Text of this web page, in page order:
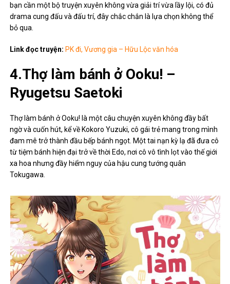
bạn cần một bộ truyện xuyên không vừa giải trí vừa lầy lội, có đủ
drama cung đấu và đấu trí, đây chắc chắn là lựa chọn không thể
bỏ qua.
Link đọc truyện: PK đi, Vương gia – Hữu Lộc văn hóa
4.Thợ làm bánh ở Ooku! –
Ryugetsu Saetoki
Thợ làm bánh ở Ooku! là một câu chuyện xuyên không đầy bất
ngờ và cuốn hút, kể về Kokoro Yuzuki, cô gái trẻ mang trong mình
đam mê trở thành đầu bếp bánh ngọt. Một tai nạn kỳ lạ đã đưa cô
từ tiệm bánh hiện đại trở về thời Edo, nơi cô vô tình lọt vào thế giới
xa hoa nhưng đầy hiểm nguy của hậu cung tướng quân
Tokugawa.